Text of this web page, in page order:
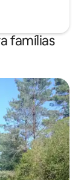
famílias